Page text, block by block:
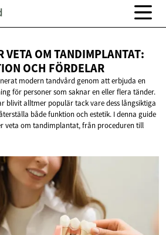
VETA OM TANDIMPLANTAT:
OCH FÖRDELAR
modern tandvård genom att erbjuda en
för personer som saknar en eller flera tänder.
blivit alltmer populär tack vare dess långsiktiga
både funktion och estetik. I denna guide
veta om tandimplantat, från proceduren till